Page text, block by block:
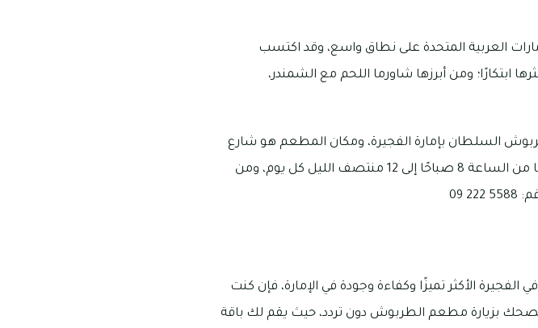
العربية المتحدة على نطاق واسع، وقد اكتسب
ابتكارًا؛ ومن أبرزها شاورما اللحم مع الشمندر،
السلطان بإمارة الفجيرة، ومكان المطعم هو شارع
حمد بن عبدالله، وتبدأ مواعيد عمله التي يستقبل الزبائن خلالها من الساعة 8 صباحًا إلى 12 منتصف الليل كل يوم، ومن
09
الأكثر تميزًا وكفاءة وجودة في الإمارة، فإن كنت
بزيارة مطعم الطربوش دون تردد، حيث يقم لك باقة